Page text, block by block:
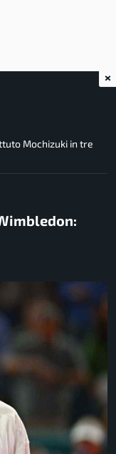
Mochizuki in tre
×